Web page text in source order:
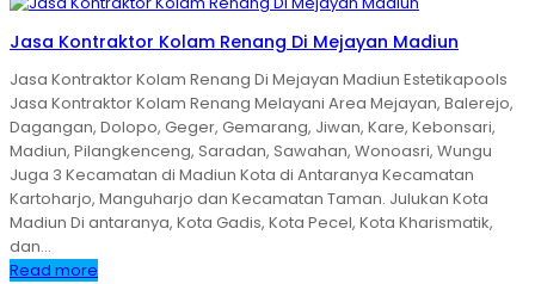
Jasa Kontraktor Kolam Renang Di Mejayan Madiun
Jasa Kontraktor Kolam Renang Di Mejayan Madiun Estetikapools
Jasa Kontraktor Kolam Renang Melayani Area Mejayan, Balerejo,
Dagangan, Dolopo, Geger, Gemarang, Jiwan, Kare, Kebonsari,
Madiun, Pilangkenceng, Saradan, Sawahan, Wonoasri, Wungu
Juga 3 Kecamatan di Madiun Kota di Antaranya Kecamatan
Kartoharjo, Manguharjo dan Kecamatan Taman. Julukan Kota
Madiun Di antaranya, Kota Gadis, Kota Pecel, Kota Kharismatik,
dan…
Read more